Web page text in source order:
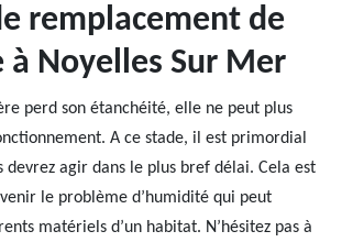
remplacement de
Noyelles Sur Mer
perd son étanchéité, elle ne peut plus
A ce stade, il est primordial
devrez agir dans le plus bref délai. Cela est
le problème d’humidité qui peut
matériels d’un habitat. N’hésitez pas à